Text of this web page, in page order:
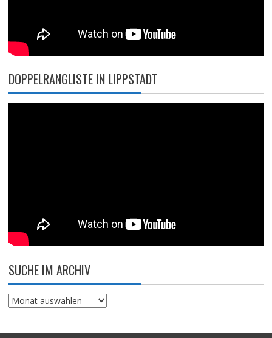
DOPPELRANGLISTE IN LIPPSTADT
SUCHE IM ARCHIV
Suche